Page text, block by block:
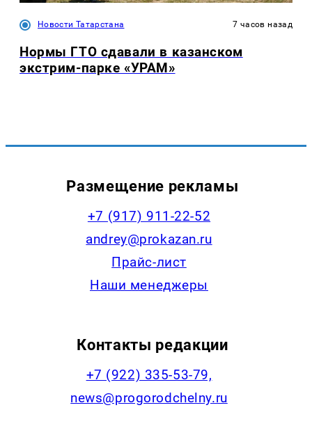
Новости Татарстана 7 часов назад
Нормы ГТО сдавали в казанском
экстрим-парке «УРАМ»
Размещение рекламы
+7 (917) 911-22-52
andrey@prokazan.ru
Прайс-лист
Наши менеджеры
Контакты редакции
+7 (922) 335-53-79,
news@progorodchelny.ru